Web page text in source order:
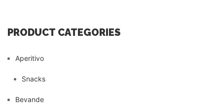
PRODUCT CATEGORIES
Aperitivo
Snacks
Bevande